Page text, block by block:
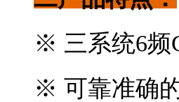
※ 三系统6频
※ 可靠准确